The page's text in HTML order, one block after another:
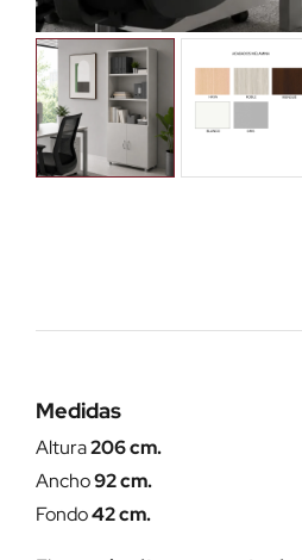
Medidas
Altura206 cm.
Ancho92 cm.
Fondo42 cm.